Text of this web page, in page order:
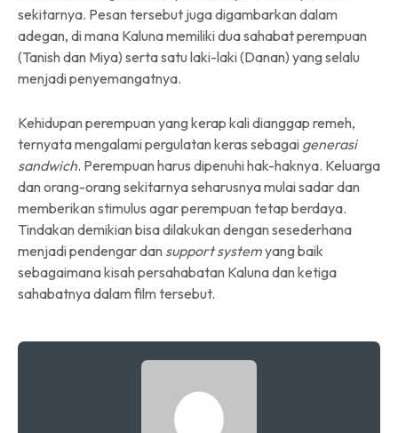
sekitarnya. Pesan tersebut juga digambarkan dalam
adegan, di mana Kaluna memiliki dua sahabat perempuan
(Tanish dan Miya) serta satu laki-laki (Danan) yang selalu
menjadi penyemangatnya.
Kehidupan perempuan yang kerap kali dianggap remeh,
ternyata mengalami pergulatan keras sebagai generasi
sandwich. Perempuan harus dipenuhi hak-haknya. Keluarga
dan orang-orang sekitarnya seharusnya mulai sadar dan
memberikan stimulus agar perempuan tetap berdaya.
Tindakan demikian bisa dilakukan dengan sesederhana
menjadi pendengar dan support systemyang baik
sebagaimana kisah persahabatan Kaluna dan ketiga
sahabatnya dalam film tersebut.